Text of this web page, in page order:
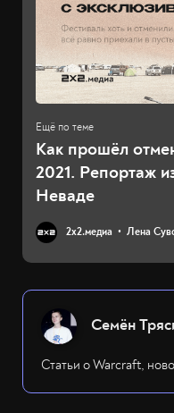
Как прошёл
2021. Репортаж
Неваде
2х2.медиа Лена
Семён
Статьи о Warcraft,